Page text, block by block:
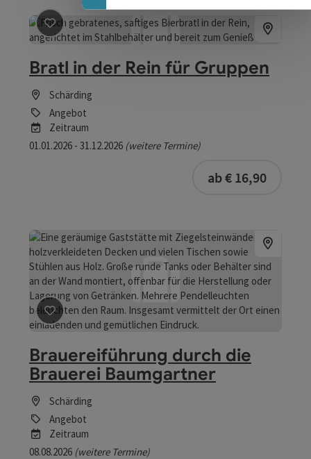
Beitrag merken: Bratl in der Rein für Gruppen
Bratl in der Rein für Gruppen
Schärding
Angebot
Zeitraum
01.01.2026 - 31.12.2026 (weitere Termine)
ab € 16,90
Beitrag merken: Brauereiführung durch die Brauerei
Brauereiführung durch die
Brauerei Baumgartner
Schärding
Angebot
Zeitraum
08.08.2026 (weitere Termine)